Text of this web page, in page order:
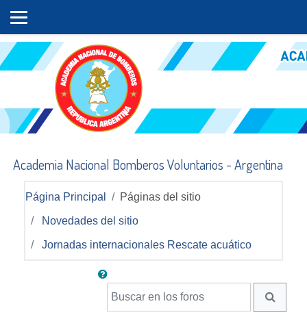
Academia Nacional Bomberos Voluntarios - Argentina
Página Principal Páginas del sitio
Novedades del sitio
Jornadas internacionales Rescate acuático
Buscar en los foros